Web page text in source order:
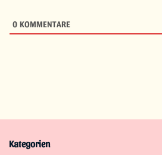
0 KOMMENTARE
Kategorien